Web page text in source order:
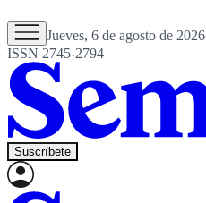
Jueves, 6 de agosto de 2026
ISSN 2745-2794
Suscríbete